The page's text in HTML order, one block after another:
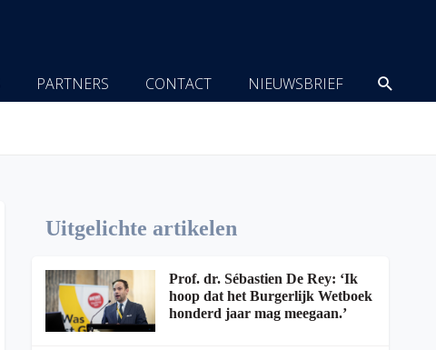
PARTNERS CONTACT NIEUWSBRIEF
Uitgelichte artikelen
Prof. dr. Sébastien De Rey: ‘Ik
hoop dat het Burgerlijk Wetboek
honderd jaar mag meegaan.’